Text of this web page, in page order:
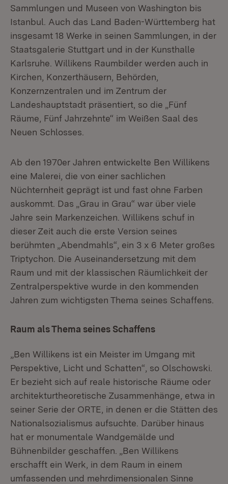
Sammlungen und Museen von Washington bis
Istanbul. Auch das Land Baden-Württemberg hat
insgesamt 18 Werke in seinen Sammlungen, in der
Staatsgalerie Stuttgart und in der Kunsthalle
Karlsruhe. Willikens Raumbilder werden auch in
Kirchen, Konzerthäusern, Behörden,
Konzernzentralen und im Zentrum der
Landeshauptstadt präsentiert, so die „Fünf
Räume, Fünf Jahrzehnte“ im Weißen Saal des
Neuen Schlosses.
Ab den 1970er Jahren entwickelte Ben Willikens
eine Malerei, die von einer sachlichen
Nüchternheit geprägt ist und fast ohne Farben
auskommt. Das „Grau in Grau“ war über viele
Jahre sein Markenzeichen. Willikens schuf in
dieser Zeit auch die erste Version seines
berühmten „Abendmahls“, ein 3 x 6 Meter großes
Triptychon. Die Auseinandersetzung mit dem
Raum und mit der klassischen Räumlichkeit der
Zentralperspektive wurde in den kommenden
Jahren zum wichtigsten Thema seines Schaffens.
Raum als Thema seines Schaffens
„Ben Willikens ist ein Meister im Umgang mit
Perspektive, Licht und Schatten“, so Olschowski.
Er bezieht sich auf reale historische Räume oder
architekturtheoretische Zusammenhänge, etwa in
seiner Serie der ORTE, in denen er die Stätten des
Nationalsozialismus aufsuchte. Darüber hinaus
hat er monumentale Wandgemälde und
Bühnenbilder geschaffen. „Ben Willikens
erschafft ein Werk, in dem Raum in einem
umfassenden und mehrdimensionalen Sinne